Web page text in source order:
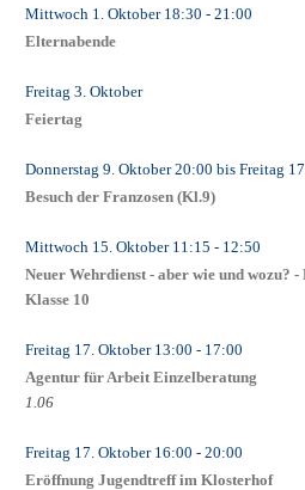
Mittwoch 1. Oktober18:30 - 21:00
Elternabende
Freitag 3. Oktober
Feiertag
Donnerstag 9. Oktober20:00 bis Freitag
Besuch der Franzosen (Kl.9)
Mittwoch 15. Oktober11:15 - 12:50
Neuer Wehrdienst - aber wie und wozu?
Klasse 10
Freitag 17. Oktober13:00 - 17:00
Agentur für Arbeit Einzelberatung
1.06
Freitag 17. Oktober16:00 - 20:00
Eröffnung Jugendtreff im Klosterhof